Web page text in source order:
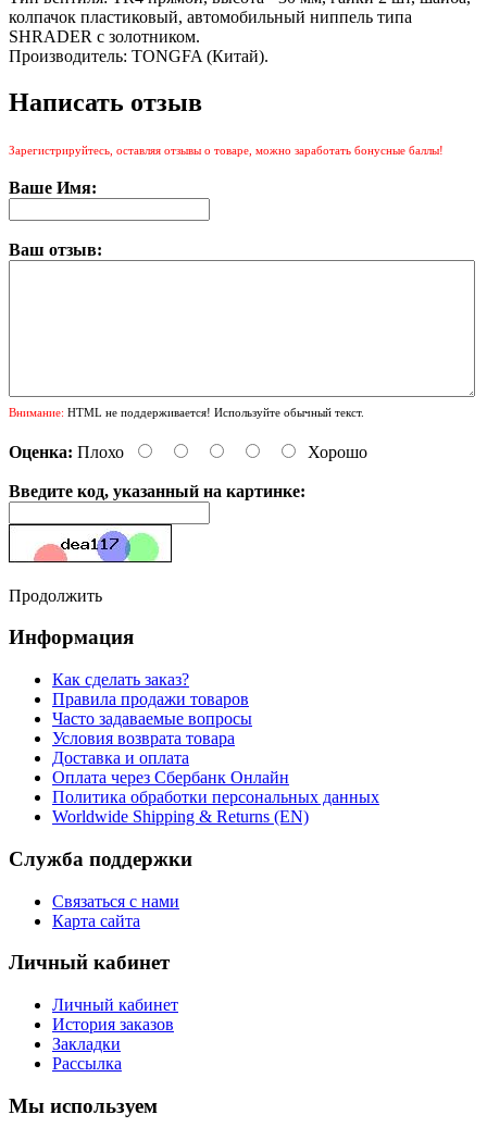
колпачок пластиковый, автомобильный ниппель типа
SHRADER с золотником.
Производитель: TONGFA (Китай).
Написать отзыв
Зарегистрируйтесь, оставляя отзывы о товаре, можно заработать бонусные баллы!
Ваше Имя:
Ваш отзыв:
Внимание: HTML не поддерживается! Используйте обычный текст.
Оценка: Плохо Хорошо
Введите код, указанный на картинке:
Продолжить
Информация
Как сделать заказ?
Правила продажи товаров
Часто задаваемые вопросы
Условия возврата товара
Доставка и оплата
Оплата через Сбербанк Онлайн
Политика обработки персональных данных
Worldwide Shipping & Returns (EN)
Служба поддержки
Связаться с нами
Карта сайта
Личный кабинет
Личный кабинет
История заказов
Закладки
Рассылка
Мы используем